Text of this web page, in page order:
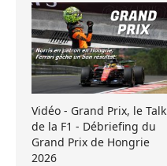
Vidéo - Grand Prix, le Talk
de la F1 - Débriefing du
Grand Prix de Hongrie
2026